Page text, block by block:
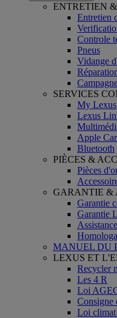
ENTRETIEN
Entretien
Controle
Pneus
Vidange
SERVICES
My Lexus
Lexus
Apple
Bluetooth
PIÈCES &
Pièces
GARANTIE &
Garantie
Garantie
MANUEL DU
LEXUS ET
Recycler
Les 4 R
Loi
Loi climat